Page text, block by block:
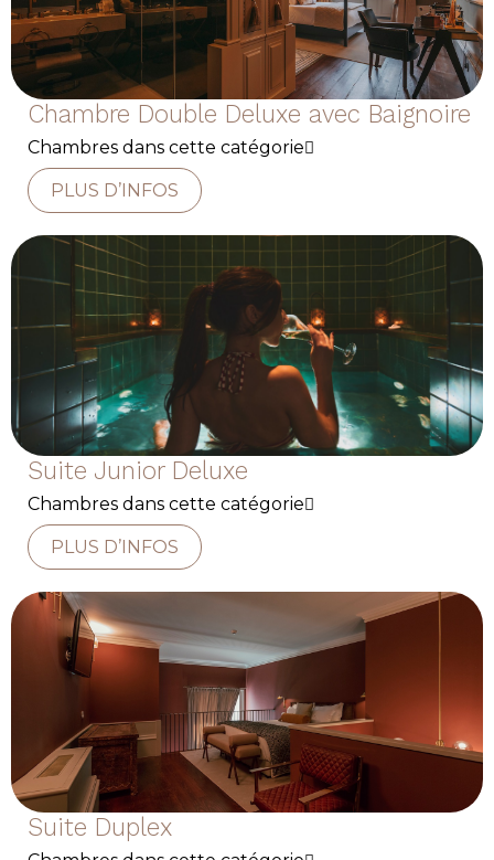
Chambre Double Deluxe avec Baignoire
Chambres dans cette catégorie
PLUS D’INFOS
Suite Junior Deluxe
Chambres dans cette catégorie
PLUS D’INFOS
Suite Duplex